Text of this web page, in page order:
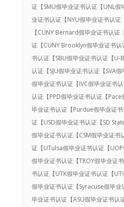
证【SMU假毕业证书认证【UNL假
业证书认证【NYU假毕业证书认证
【CUNY Bernard假毕业证书认
证【CUNY Brooklyn假毕业证书认
书认证【SBU假毕业证书认证【
认证【SJU假毕业证书认证【SVA
假毕业证书认证【IVC假毕业证书
认证【PPD假毕业证书认证【Pace
毕业证书认证【Purdue假毕业证
证【USD假毕业证书认证【SD
假毕业证书认证【CSM假毕业证书
证【UTulsa假毕业证书认证【
假毕业证书认证【TROY假毕业证
书认证【UTK假毕业证书认证【
假毕业证书认证【Syracuse假毕
毕业证书认证【ASU假毕业证书认